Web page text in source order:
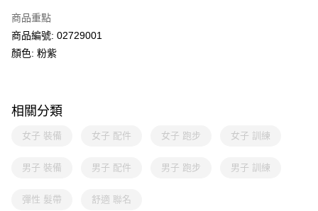
商品重點
商品編號: 02729001
顏色: 粉紫
相關分類
女子 裝備 女子 配件 女子 跑步 女子 訓練
男子 裝備 男子 配件 男子 跑步 男子 訓練
彈性 髮帶 舒適 聯名